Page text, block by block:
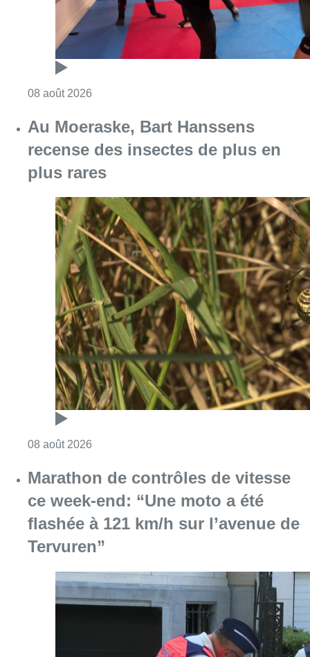
08 août 2026
Au Moeraske, Bart Hanssens
recense des insectes de plus en
plus rares
08 août 2026
Marathon de contrôles de vitesse
ce week-end: “Une moto a été
flashée à 121 km/h sur l’avenue de
Tervuren”